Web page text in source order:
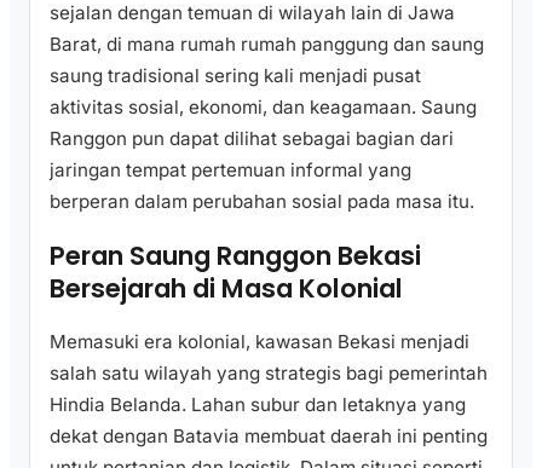
sejalan dengan temuan di wilayah lain di Jawa
Barat, di mana rumah rumah panggung dan saung
saung tradisional sering kali menjadi pusat
aktivitas sosial, ekonomi, dan keagamaan. Saung
Ranggon pun dapat dilihat sebagai bagian dari
jaringan tempat pertemuan informal yang
berperan dalam perubahan sosial pada masa itu.
Peran Saung Ranggon Bekasi
Bersejarah di Masa Kolonial
Memasuki era kolonial, kawasan Bekasi menjadi
salah satu wilayah yang strategis bagi pemerintah
Hindia Belanda. Lahan subur dan letaknya yang
dekat dengan Batavia membuat daerah ini penting